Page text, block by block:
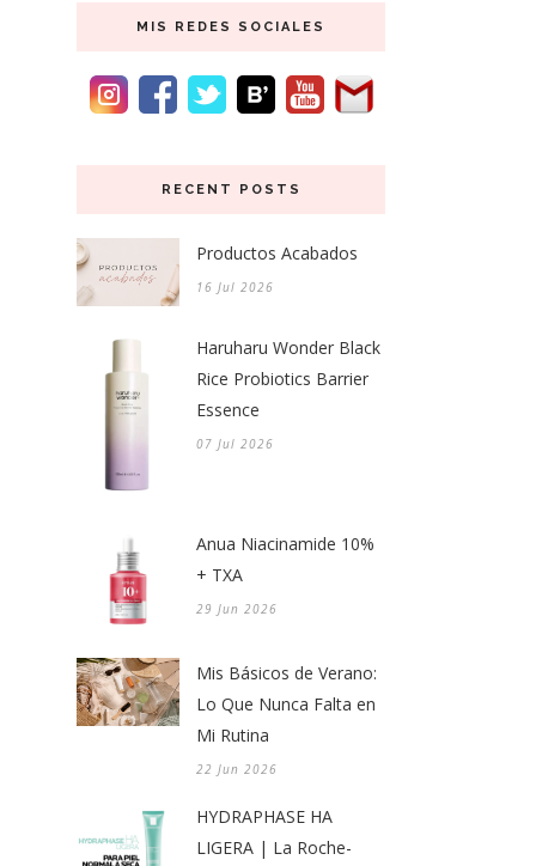
MIS REDES SOCIALES
RECENT POSTS
Productos Acabados
16 Jul 2026
Haruharu Wonder Black
Rice Probiotics Barrier
Essence
07 Jul 2026
Anua Niacinamide 10%
+ TXA
29 Jun 2026
Mis Básicos de Verano:
Lo Que Nunca Falta en
Mi Rutina
22 Jun 2026
HYDRAPHASE HA
LIGERA | La Roche-